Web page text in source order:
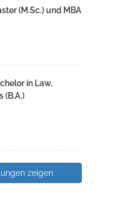
(M.Sc.) und MBA
in Law,
(B.A.)
zeigen